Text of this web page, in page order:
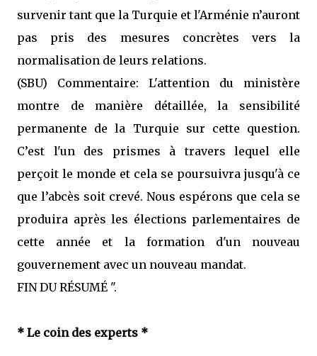
survenir tant que la Turquie et l'Arménie n’auront
pas pris des mesures concrètes vers la
normalisation de leurs relations.
(SBU) Commentaire: L'attention du ministère
montre de manière détaillée, la sensibilité
permanente de la Turquie sur cette question.
C’est l'un des prismes à travers lequel elle
perçoit le monde et cela se poursuivra jusqu'à ce
que l’abcès soit crevé. Nous espérons que cela se
produira après les élections parlementaires de
cette année et la formation d'un nouveau
gouvernement avec un nouveau mandat.
FIN DU RÉSUMÉ ".
* Le coin des experts *